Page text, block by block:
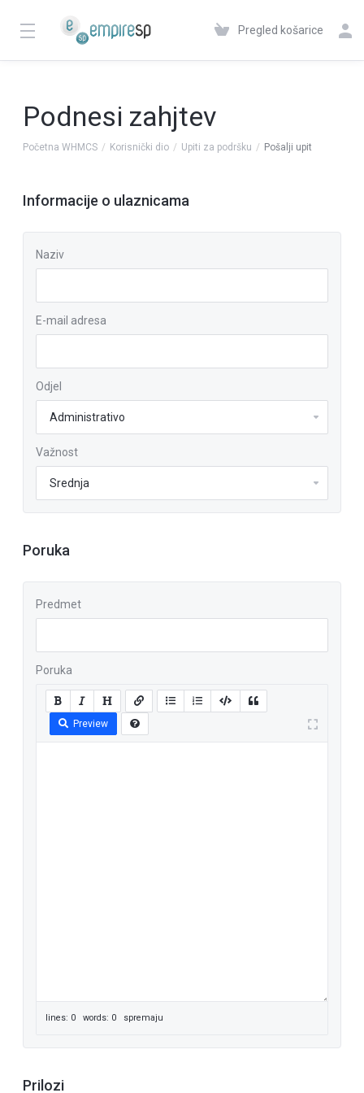
Pregled košarice
Podnesi zahjtev
Početna WHMCS Korisnički dio Upiti za podršku Pošalji upit
Informacije o ulaznicama
Naziv
E-mail adresa
Odjel
Važnost
Poruka
Predmet
Poruka
Preview
lines: 0 words: 0 spremaju
Prilozi